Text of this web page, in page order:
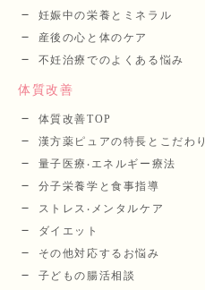
妊娠中の栄養とミネラル
産後の⼼と体のケア
不妊治療でのよくある悩み
体質改善
体質改善TOP
漢⽅薬ピュアの特長とこだわり
量⼦医療‧エネルギー療法
分⼦栄養学と⾷事指導
ストレス‧メンタルケア
ダイエット
その他対応するお悩み
子どもの腸活相談